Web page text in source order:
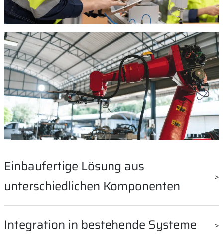
Einbaufertige Lösung aus
unterschiedlichen Komponenten
Wir bieten Produkte wie zum Beispiel Schrittmotoren mit
integrierter Steuerung an, die einbaufertig sind und nur
Integration in bestehende Systeme